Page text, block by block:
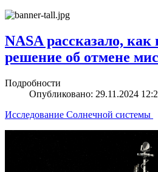
NASA рассказало,
решение об отмене
Подробности
Опубликовано: 29.11.2024
Исследование Солнечной системы